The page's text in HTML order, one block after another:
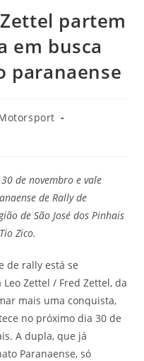
partem
em busca
paranaense
de novembro e vale
de Rally de
de São José dos Pinhais
Zico.
de rally está se
Zettel / Fred Zettel, da
mais uma conquista,
no próximo dia 30 de
A dupla, que já
Paranaense, só